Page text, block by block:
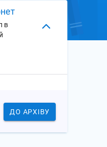
в
ДО АРХІВУ